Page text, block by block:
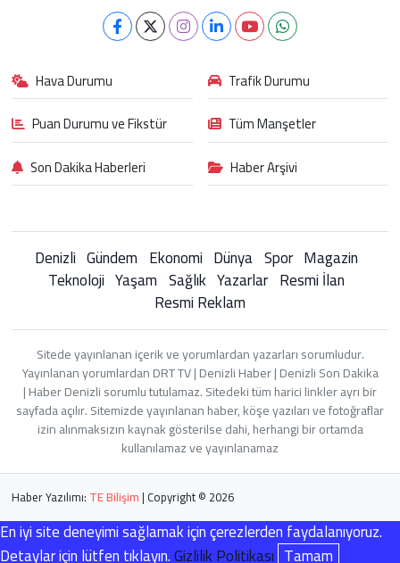
Hava Durumu
Trafik Durumu
Puan Durumu ve Fikstür
Tüm Manşetler
Son Dakika Haberleri
Haber Arşivi
Denizli Gündem Ekonomi Dünya Spor Magazin
Teknoloji Yaşam Sağlık Yazarlar Resmi İlan
Resmi Reklam
Sitede yayınlanan içerik ve yorumlardan yazarları sorumludur.
Yayınlanan yorumlardan DRT TV | Denizli Haber | Denizli Son Dakika
| Haber Denizli sorumlu tutulamaz. Sitedeki tüm harici linkler ayrı bir
sayfada açılır. Sitemizde yayınlanan haber, köşe yazıları ve fotoğraflar
izin alınmaksızın kaynak gösterilse dahi, herhangi bir ortamda
kullanılamaz ve yayınlanamaz
Haber Yazılımı: TE Bilişim| Copyright © 2026
En iyi site deneyimi sağlamak için çerezlerden faydalanıyoruz.
Detaylar için lütfen tıklayın.Gizlilik Politikası Tamam